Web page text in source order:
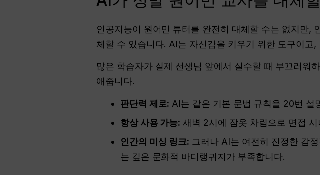
인공지능이 원어민 튜터를 완전히 대체할 수는 없지만,
체할 수 있습니다. AI는 자신감을 키우기 위한 도구이고
많은 학습자가 실제 선생님 앞에서 실수할 때 부끄러워
애줍니다.
판단력 제로: AI는 같은 기본 문법 규칙을 20번 설
항상 사용 가능: 새벽 2시에 잠옷 차림으로 면접
인간의 미싱 링크: 그러나 AI는 여전히 진정한 감
는 깊은 문화적 바디랭귀지가 부족합니다.